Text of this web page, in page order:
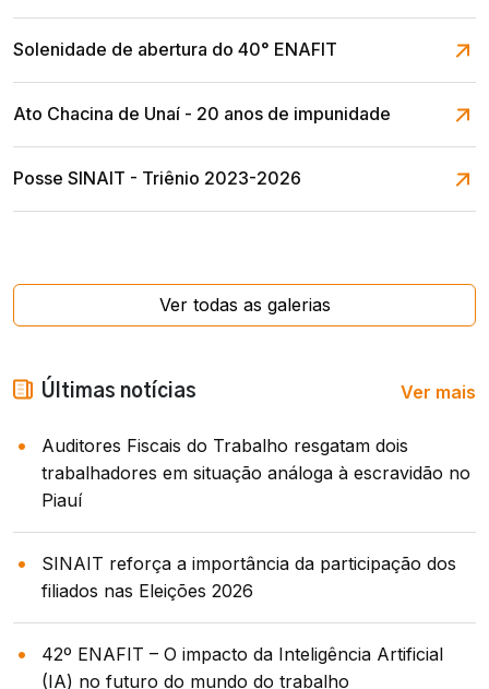
Solenidade de abertura do 40° ENAFIT
Ato Chacina de Unaí - 20 anos de impunidade
Posse SINAIT - Triênio 2023-2026
Ver todas as galerias
Últimas notícias Ver mais
Auditores Fiscais do Trabalho resgatam dois
trabalhadores em situação análoga à escravidão no
Piauí
SINAIT reforça a importância da participação dos
filiados nas Eleições 2026
42º ENAFIT – O impacto da Inteligência Artificial
(IA) no futuro do mundo do trabalho